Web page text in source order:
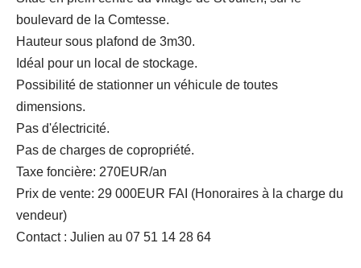
boulevard de la Comtesse.
Hauteur sous plafond de 3m30.
Idéal pour un local de stockage.
Possibilité de stationner un véhicule de toutes
dimensions.
Pas d'électricité.
Pas de charges de copropriété.
Taxe foncière: 270EUR/an
Prix de vente: 29 000EUR FAI (Honoraires à la charge du
vendeur)
Contact : Julien au 07 51 14 28 64